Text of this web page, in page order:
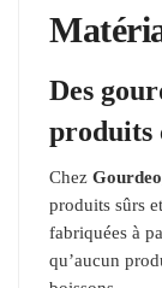
Des
produits
Chez
produits sûrs
fabriquées à
qu’aucun